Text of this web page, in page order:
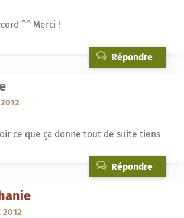
^^ Merci !
Répondre
ce que ça donne tout de suite tiens
Répondre